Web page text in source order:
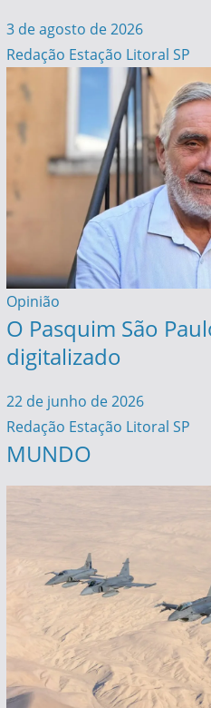
3 de agosto de 2026
Redação Estação Litoral SP
Opinião
O Pasquim São
digitalizado
22 de junho de 2026
Redação Estação Litoral SP
MUNDO